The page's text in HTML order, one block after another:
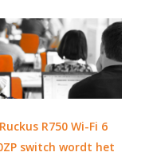
R750 Wi-Fi 6
switch wordt het